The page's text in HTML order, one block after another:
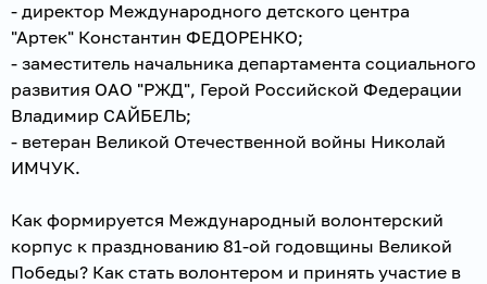
- директор Международного детского центра
"Артек" Константин ФЕДОРЕНКО;
- заместитель начальника департамента социального
развития ОАО "РЖД", Герой Российской Федерации
Владимир САЙБЕЛЬ;
- ветеран Великой Отечественной войны Николай
ИМЧУК.
Как формируется Международный волонтерский
корпус к празднованию 81-ой годовщины Великой
Победы? Как стать волонтером и принять участие в